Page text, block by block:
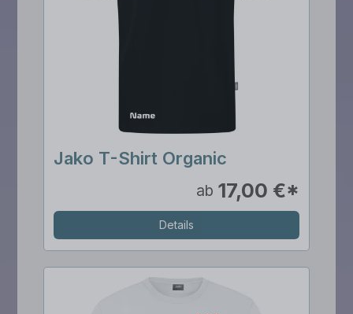
Jako T-Shirt Organic
ab 17,00 €*
Details